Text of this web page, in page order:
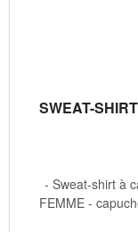
SWEAT-
- Sweat-shirt à
FEMME -